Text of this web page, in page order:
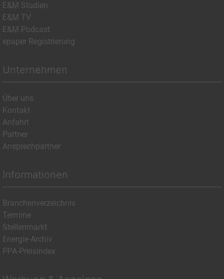
E&M Studien
E&M TV
E&M Podcast
epaper Registrierung
Unternehmen
Über uns
Kontakt
Anfahrt
Partner
Ansprechpartner
Informationen
Branchenverzeichnis
Termine
Stellenmarkt
Energie-Archiv
PPA-Preisindex